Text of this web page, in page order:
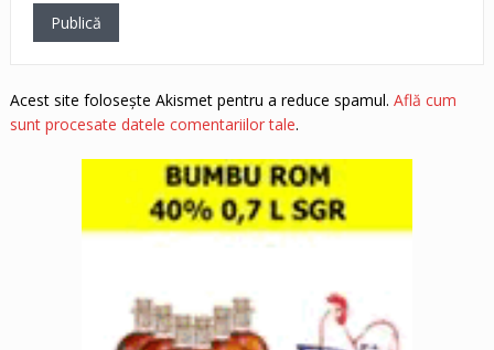
Acest site folosește Akismet pentru a reduce spamul. Află cum
sunt procesate datele comentariilor tale.